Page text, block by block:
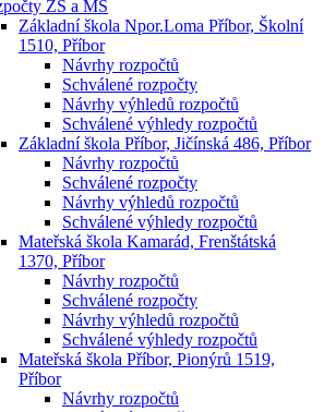
ZŠ a MŠ
Základní škola Npor.Loma Příbor, Školní
1510, Příbor
Návrhy rozpočtů
Schválené rozpočty
Návrhy výhledů rozpočtů
Schválené výhledy rozpočtů
Základní škola Příbor, Jičínská 486, Příbor
Návrhy rozpočtů
Schválené rozpočty
Návrhy výhledů rozpočtů
Schválené výhledy rozpočtů
Mateřská škola Kamarád, Frenštátská
1370, Příbor
Návrhy rozpočtů
Schválené rozpočty
Návrhy výhledů rozpočtů
Schválené výhledy rozpočtů
Mateřská škola Příbor, Pionýrů 1519,
Příbor
Návrhy rozpočtů